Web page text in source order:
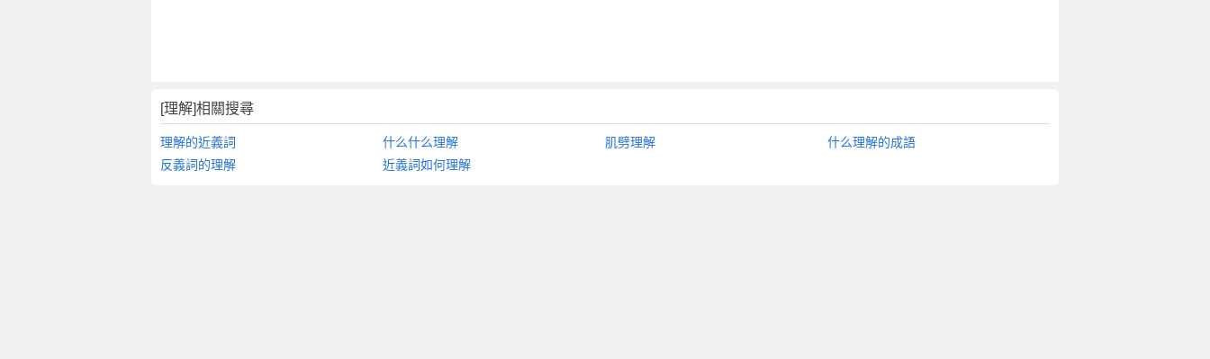
[理解]相關搜尋
理解的近義詞 什么什么理解 肌劈理解
什么理解的成語
反義詞的理解
近義詞如何理解